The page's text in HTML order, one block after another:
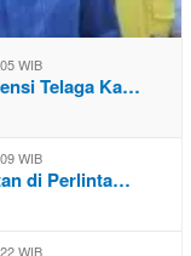
WIB
Telaga Ka…
WIB
di Perlinta…
WIB